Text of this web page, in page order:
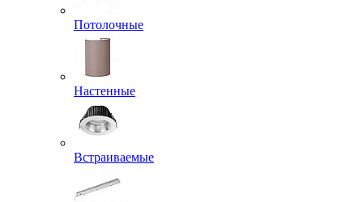
Потолочные
Настенные
Встраиваемые